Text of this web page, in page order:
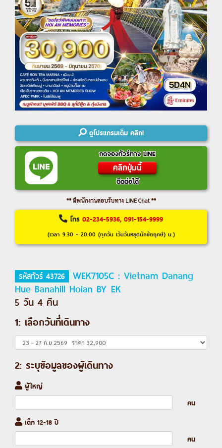
ดูโปรแกรมเต็ม คลิก!
กดจองทัวร์ทาง LINE
คลิกปุ่มนี้
ติดต่อได้
** มีพนักงานตอบรับทาง LINE Chat **
โทร 02-234-5936, 091-154-9999
(เวลา 9.30 - 20.00 (ทุกวัน เว้นวันหยุดนักขัตฤกษ์) น.)
รหัสทัวร์ 43726
WEK7105C : Vietnam Danang
Hue Banahill Hoian BY EK
5 วัน 4 คืน
1: เลือกวันที่เดินทาง
2: ระบุข้อมูลของผู้เดินทาง
ผู้ใหญ่
คน
เด็ก 12-18 ปี
คน